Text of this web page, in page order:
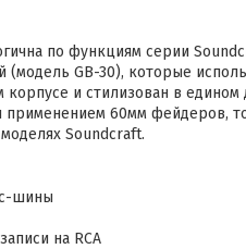
по функциям серии
GB-30), которые
и стилизован в
применением 60мм фейдеров,
Soundcraft.
шины
на RCA